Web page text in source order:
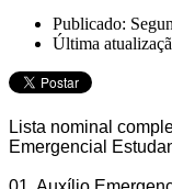
Publicado:
Última
Lista nominal
Emergencial